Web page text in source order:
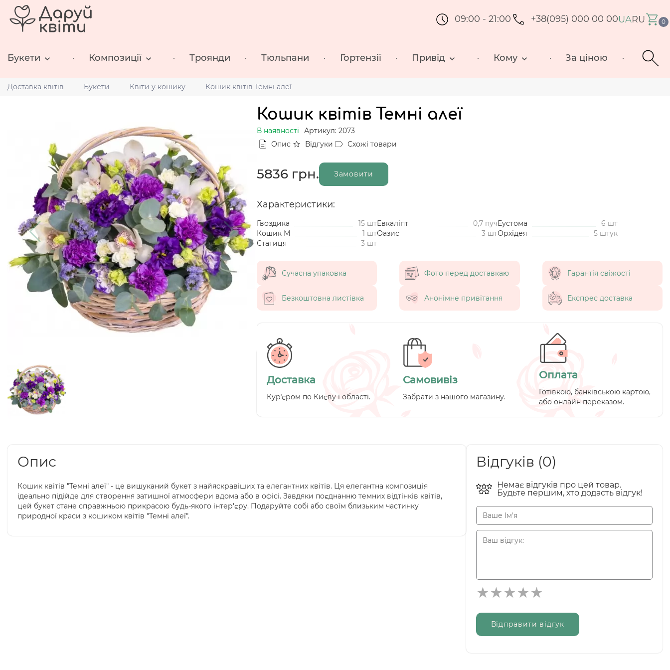
09:00 - 21:00 +38(095) 000 00 00UARU 0
Букети Композиції Троянди Тюльпани Гортензії Привід Кому За ціною
Доставка квітів Букети Квіти у кошику Кошик квітів Темні алеї
Кошик квітів Темні алеї
В наявності
Артикул: 2073
Опис
Відгуки Схожі товари
5836 грн. Замовити
Характеристики:
Гвоздика 15 штЕвкаліпт 0,7 пучЕустома
6 шт
Кошик М
1 штОазис 3 штОрхідея
5 штук
Статиця
3 шт
Сучасна упаковка Фото перед доставкаю Гарантія свіжості
Безкоштовна листівка Анонімне привітання Експрес доставка
Доставка
Курʼєром по Києву і області.
Самовивіз
Забрати з нашого магазину.
Оплата
Готівкою, банківською картою,
або онлайн переказом.
Опис
Кошик квітів "Темні алеї" - це вишуканий букет з найяскравіших та елегантних квітів. Ця елегантна композиція
ідеально підійде для створення затишної атмосфери вдома або в офісі. Завдяки поєднанню темних відтінків квітів,
цей букет стане справжньою прикрасою будь-якого інтер'єру. Подаруйте собі або своїм близьким частинку
природної краси з кошиком квітів "Темні алеї".
Відгуків (0)
Немає відгуків про цей товар.
Будьте першим, хто додасть відгук!
Відправити відгук